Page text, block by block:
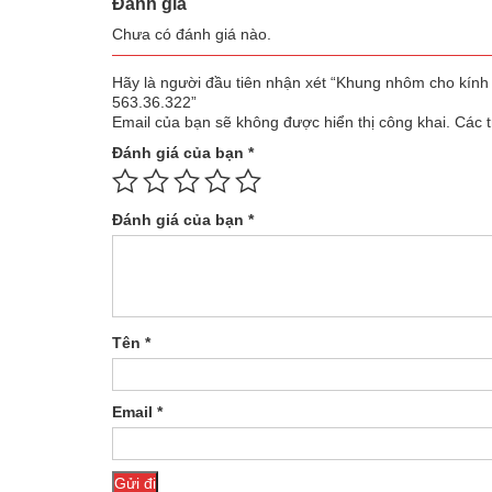
Chưa có đánh giá nào.
Hãy là người đầu tiên nhận xét “Khung nhôm cho
563.36.322”
Email của bạn sẽ không được hiển thị công khai. Các
Đánh giá của bạn *
Đánh giá của bạn *
Tên *
Email *